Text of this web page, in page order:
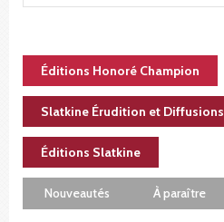
Éditions Honoré Champion
Slatkine Érudition et Diffusions
Éditions Slatkine
Nouveautés À paraître